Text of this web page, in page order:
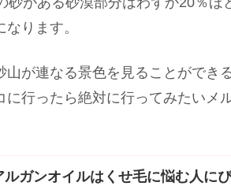
ります。
が連なる景色を見ることができ
行ったら絶対に行ってみたいメ
ガンオイルはくせ毛に悩む人に